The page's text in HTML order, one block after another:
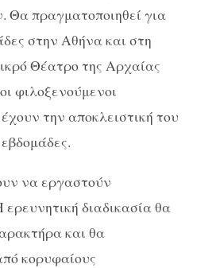
Θα πραγματοποιηθεί για
στην Αθήνα και στη
Θέατρο της Αρχαίας
φιλοξενούμενοι
την αποκλειστική του
να εργαστούν
διαδικασία θα
και θα
κορυφαίους